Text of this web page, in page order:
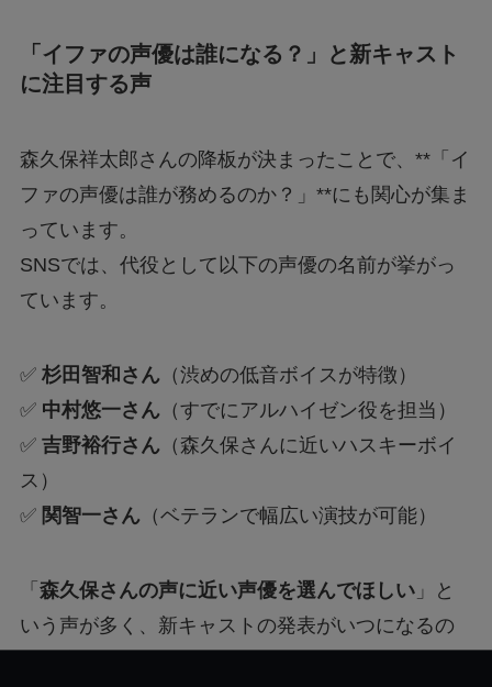
「イファの声優は誰になる？」と新キャスト
に注目する声
森久保祥太郎さんの降板が決まったことで、**「イ
ファの声優は誰が務めるのか？」**にも関心が集ま
っています。
SNSでは、代役として以下の声優の名前が挙がっ
ています。
✅ 杉田智和さん（渋めの低音ボイスが特徴）
✅ 中村悠一さん（すでにアルハイゼン役を担当）
✅ 吉野裕行さん（森久保さんに近いハスキーボイ
ス）
✅ 関智一さん（ベテランで幅広い演技が可能）
「 森久保さんの声に近い声優を選んでほしい」と
いう声が多く、新キャストの発表がいつになるの